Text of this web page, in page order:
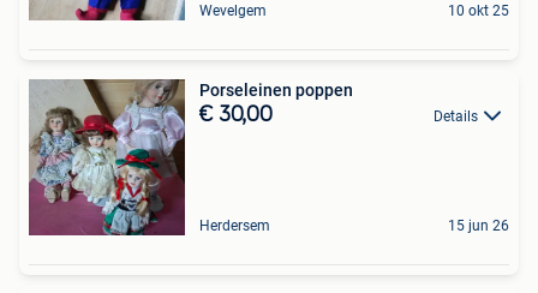
Wevelgem 10 okt 25
Porseleinen poppen
€ 30,00 Details
Herdersem 15 jun 26